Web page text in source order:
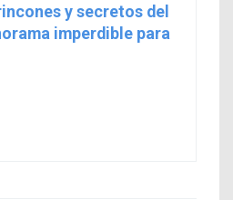
y secretos del
imperdible para